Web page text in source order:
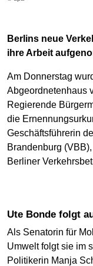
Berlins neue
ihre Arbeit
Am Donnerstag
Abgeordnetenhaus
Regierende
die
Geschäftsführerin
Brandenburg
Berliner
Ute Bonde folgt
Als Senatorin für
Umwelt folgt sie im
Politikerin Manja